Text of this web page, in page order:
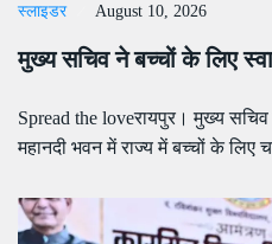
स्लाइडर August 10, 2026
मुख्य सचिव ने बच्चों के लिए
Spread the loveरायपुर। मुख्य
महानदी भवन में राज्य में बच्चों के लिए